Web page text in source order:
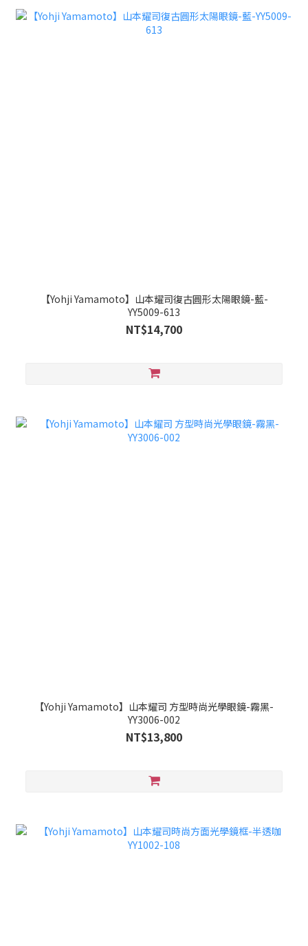
【Yohji Yamamoto】山本耀司復古圓形太陽眼鏡-藍-
YY5009-613
NT$14,700
【Yohji Yamamoto】山本耀司 方型時尚光學眼鏡-霧黑-
YY3006-002
NT$13,800